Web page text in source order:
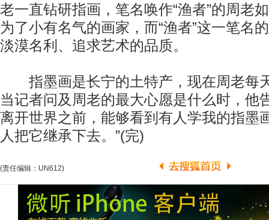
老一直钻研指画，笔名唤作“渔者”的周老
为了小有名气的画家，而“渔者”这一笔名
淡漠名利、追求艺术的品质。
指墨画是长宁的土特产，现在周老每
当记者问及周老的最大心愿是什么时，他
离开世界之前，能够看到有人学我的指墨
人把它继承下去。”(完)
(责任编辑：UN612)